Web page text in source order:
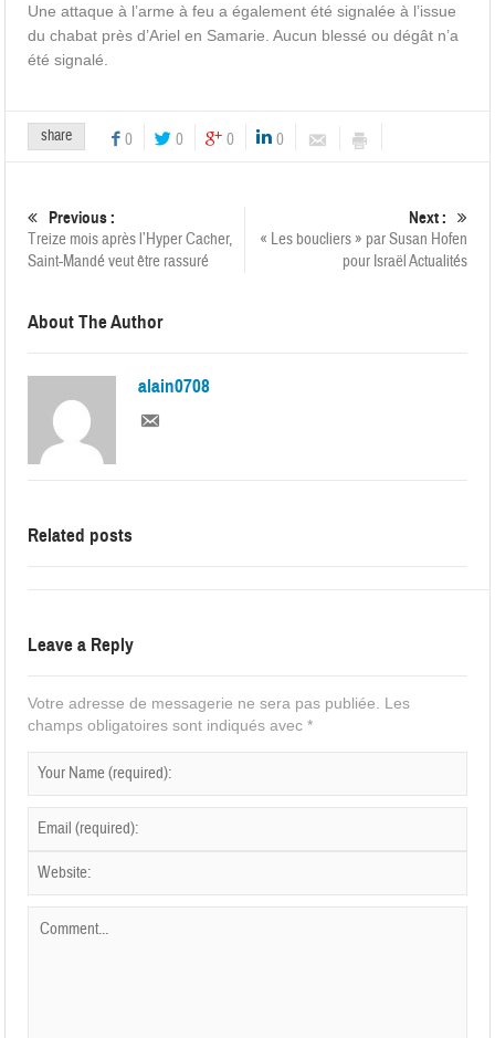
Une attaque à l’arme à feu a également été signalée à l’issue
du chabat près d’Ariel en Samarie. Aucun blessé ou dégât n’a
été signalé.
share 0 0 0 0
Previous :
Treize mois après l’Hyper Cacher,
Saint-Mandé veut être rassuré
Next :
« Les boucliers » par Susan Hofen
pour Israël Actualités
About The Author
alain0708
Related posts
Leave a Reply
Votre adresse de messagerie ne sera pas publiée.
Les
champs obligatoires sont indiqués avec*